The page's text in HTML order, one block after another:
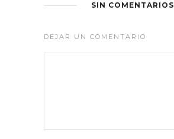
SIN COMENTARIOS
DEJAR UN COMENTARIO